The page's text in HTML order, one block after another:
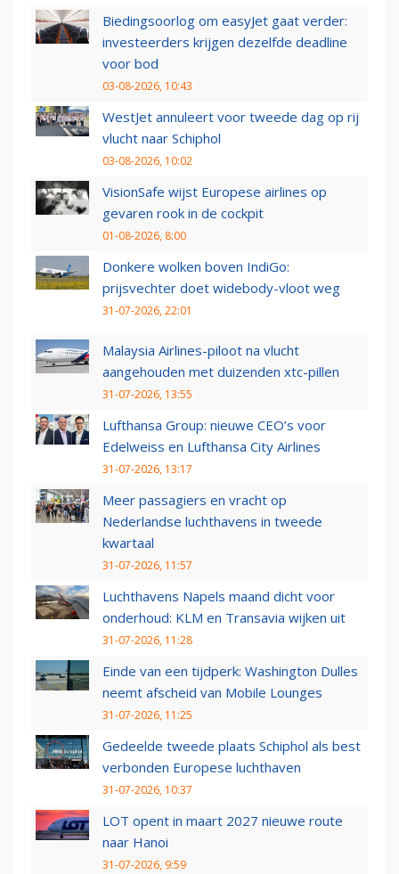
Biedingsoorlog om easyJet gaat verder:
investeerders krijgen dezelfde deadline
voor bod
03-08-2026, 10:43
WestJet annuleert voor tweede dag op rij
vlucht naar Schiphol
03-08-2026, 10:02
VisionSafe wijst Europese airlines op
gevaren rook in de cockpit
01-08-2026, 8:00
Donkere wolken boven IndiGo:
prijsvechter doet widebody-vloot weg
31-07-2026, 22:01
Malaysia Airlines-piloot na vlucht
aangehouden met duizenden xtc-pillen
31-07-2026, 13:55
Lufthansa Group: nieuwe CEO’s voor
Edelweiss en Lufthansa City Airlines
31-07-2026, 13:17
Meer passagiers en vracht op
Nederlandse luchthavens in tweede
kwartaal
31-07-2026, 11:57
Luchthavens Napels maand dicht voor
onderhoud: KLM en Transavia wijken uit
31-07-2026, 11:28
Einde van een tijdperk: Washington Dulles
neemt afscheid van Mobile Lounges
31-07-2026, 11:25
Gedeelde tweede plaats Schiphol als best
verbonden Europese luchthaven
31-07-2026, 10:37
LOT opent in maart 2027 nieuwe route
naar Hanoi
31-07-2026, 9:59